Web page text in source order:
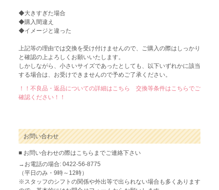
◆大きすぎた場合
◆購入間違え
◆イメージと違った
上記等の理由では交換を受け付けませんので、ご購入の際はしっかり
と確認の上よろしくお願いいたします。
しかしながら、小さいサイズであったとしても、以下いずれかに該当
する場合は、お受けできませんので予めご了承ください。
！！不良品・返品についての詳細はこちら 交換等条件はこちらでご
確認ください！！
お問い合わせ
■ お問い合わせの際はこちらまでご連絡下さい
→お電話の場合: 0422-56-8775
（平日のみ・9時～12時）
※スタッフのシフトの関係や外出等で出られない場合も多くあります